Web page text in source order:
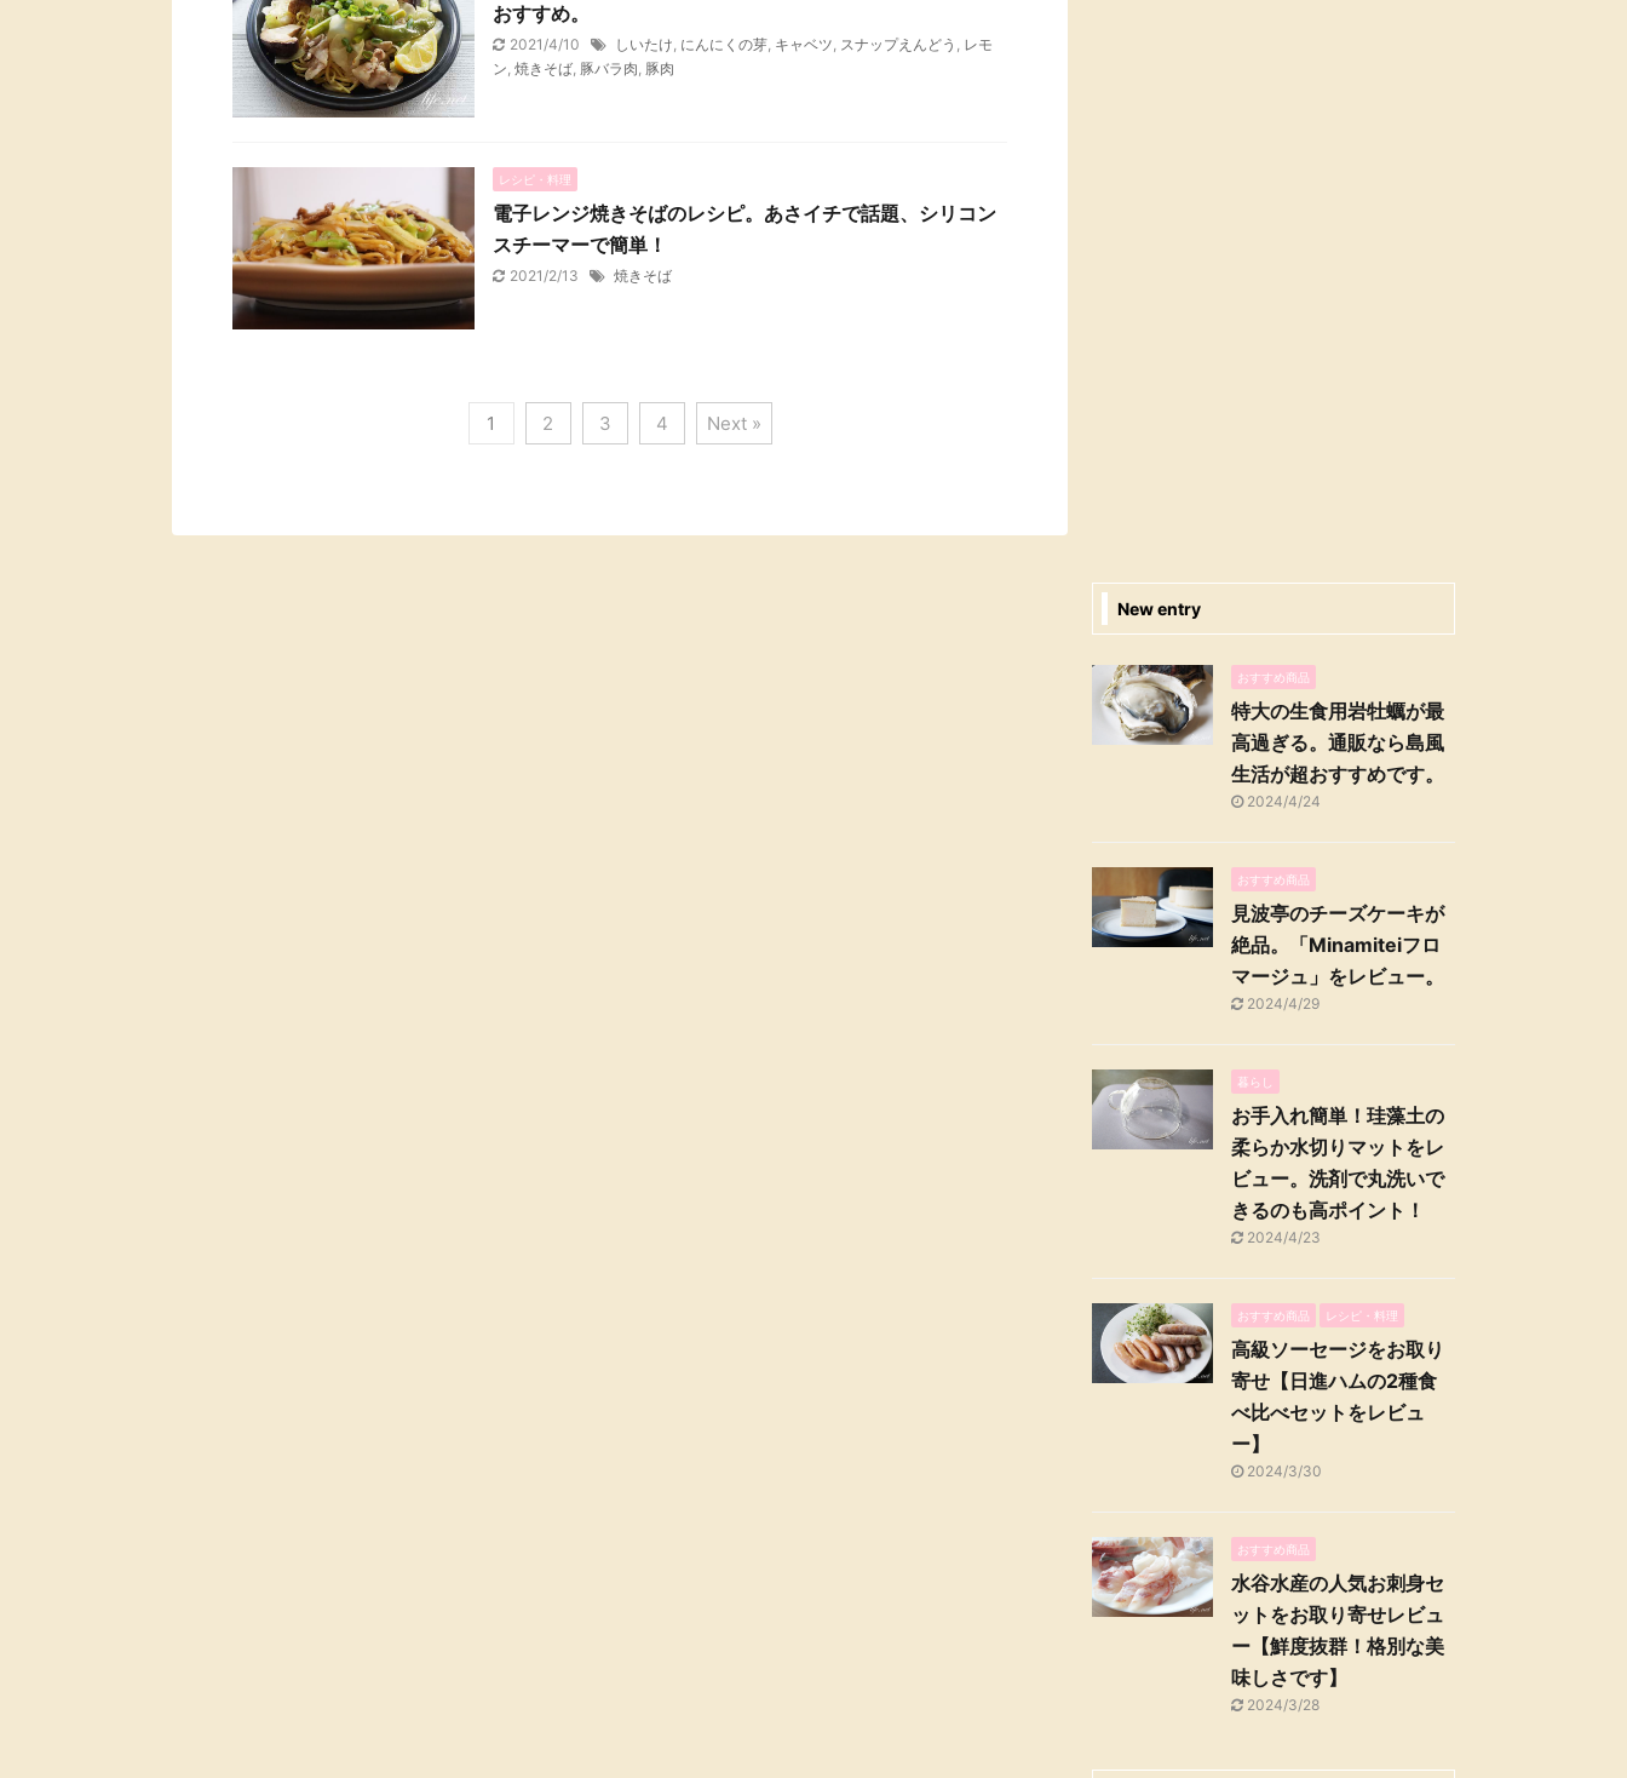
おすすめ。
2021/4/10 しいたけ, にんにくの芽, キャベツ, スナップえんどう , レモ
ン, 焼きそば, 豚バラ肉, 豚肉
レシピ・料理
電子レンジ焼きそばのレシピ。あさイチで話題、シリコン
スチーマーで簡単！
2021/2/13 焼きそば
1 2 3 4 Next »
New entry
おすすめ商品
特大の生食用岩牡蠣が最
高過ぎる。通販なら島風
生活が超おすすめです。
2024/4/24
おすすめ商品
見波亭のチーズケーキが
絶品。「Minamiteiフロ
マージュ」をレビュー。
2024/4/29
暮らし
お手入れ簡単！珪藻土の
柔らか水切りマットをレ
ビュー。洗剤で丸洗いで
きるのも高ポイント！
2024/4/23
おすすめ商品 レシピ・料理
高級ソーセージをお取り
寄せ【日進ハムの2種食
べ比べセットをレビュ
ー】
2024/3/30
おすすめ商品
水谷水産の人気お刺身セ
ットをお取り寄せレビュ
ー【鮮度抜群！格別な美
味しさです】
2024/3/28